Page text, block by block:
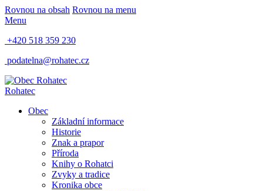
Rovnou na obsah Rovnou na menu
Menu
+420 518 359 230
podatelna@rohatec.cz
Rohatec
Obec
Základní informace
Historie
Znak a prapor
Příroda
Knihy o Rohatci
Zvyky a tradice
Kronika obce